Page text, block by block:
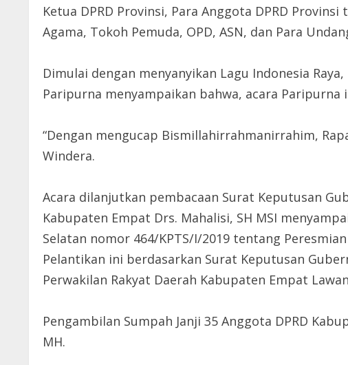
Ketua DPRD Provinsi, Para Anggota DPRD
Agama, Tokoh Pemuda, OPD, ASN, dan Para
Dimulai dengan menyanyikan Lagu Indonesia
Paripurna menyampaikan bahwa, acara
“Dengan mengucap Bismillahirrahmanirrahim,
Windera.
Acara dilanjutkan pembacaan Surat Keputusan
Kabupaten Empat Drs. Mahalisi, SH MSI
Selatan nomor 464/KPTS/I/2019 tentang
Pelantikan ini berdasarkan Surat Keputusan
Perwakilan Rakyat Daerah Kabupaten Empat
Pengambilan Sumpah Janji 35 Anggota DPRD
MH.